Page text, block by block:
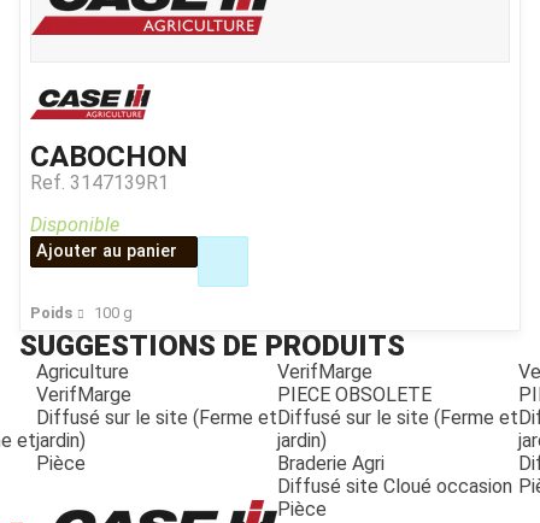
CABOCHON
Ref. 3147139R1
Poids 100 g
Disponible
Ajouter au panier
SUGGESTIONS DE PRODUITS
et
Agriculture
VerifMarge
Diffusé sur le site (Ferme et
jardin)
Pièce
VerifMarge
PIECE OBSOLETE
Diffusé sur le site (Ferme et
jardin)
Braderie Agri
Diffusé site Cloué occasion
Pièce